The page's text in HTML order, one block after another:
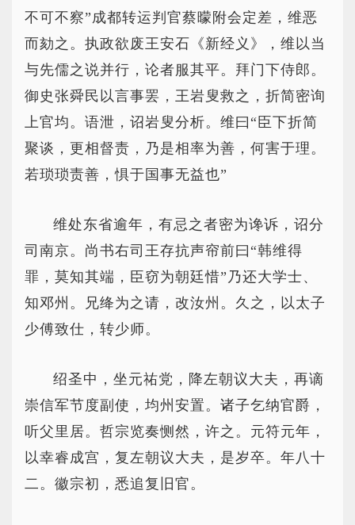
不可不察”成都转运判官蔡曚附会定差，维恶
而劾之。执政欲废王安石《新经义》，维以当
与先儒之说并行，论者服其平。拜门下侍郎。
御史张舜民以言事罢，王岩叟救之，折简密询
上官均。语泄，诏岩叟分析。维曰“臣下折简
聚谈，更相督责，乃是相率为善，何害于理。
若琐琐责善，惧于国事无益也”
维处东省逾年，有忌之者密为谗诉，诏分
司南京。尚书右司王存抗声帘前曰“韩维得
罪，莫知其端，臣窃为朝廷惜”乃还大学士、
知邓州。兄绛为之请，改汝州。久之，以太子
少傅致仕，转少师。
绍圣中，坐元祐党，降左朝议大夫，再谪
崇信军节度副使，均州安置。诸子乞纳官爵，
听父里居。哲宗览奏恻然，许之。元符元年，
以幸睿成宫，复左朝议大夫，是岁卒。年八十
二。徽宗初，悉追复旧官。